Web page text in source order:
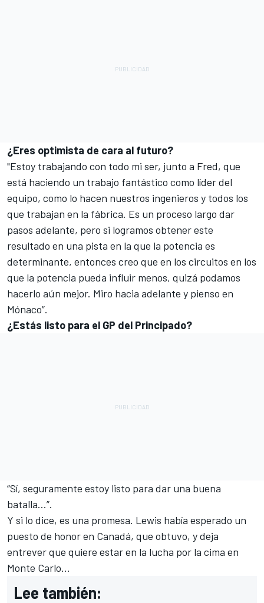
¿Eres optimista de cara al futuro?
"Estoy trabajando con todo mi ser, junto a Fred, que
está haciendo un trabajo fantástico como líder del
equipo, como lo hacen nuestros ingenieros y todos los
que trabajan en la fábrica. Es un proceso largo dar
pasos adelante, pero si logramos obtener este
resultado en una pista en la que la potencia es
determinante, entonces creo que en los circuitos en los
que la potencia pueda influir menos, quizá podamos
hacerlo aún mejor. Miro hacia adelante y pienso en
Mónaco”.
¿Estás listo para el GP del Principado?
“Sí, seguramente estoy listo para dar una buena
batalla...”.
Y si lo dice, es una promesa. Lewis había esperado un
puesto de honor en Canadá, que obtuvo, y deja
entrever que quiere estar en la lucha por la cima en
Monte Carlo...
Lee también: